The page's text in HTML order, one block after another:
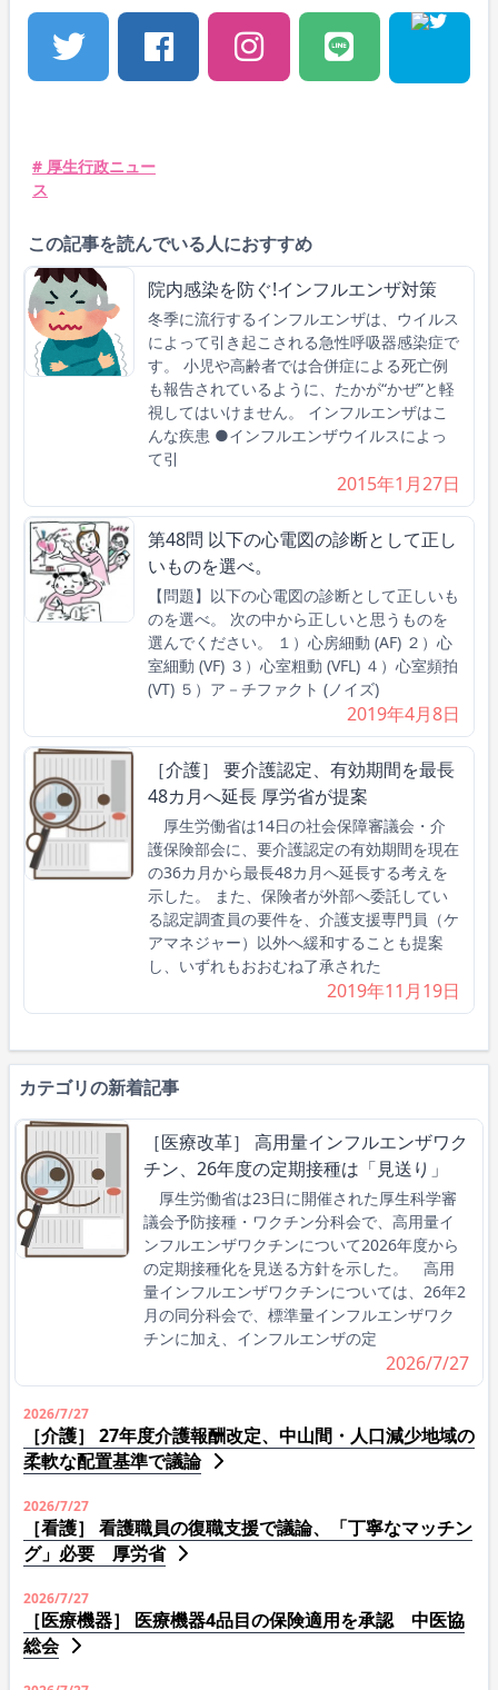
# 厚生行政ニュー
ス
この記事を読んでいる人におすすめ
院内感染を防ぐ!インフルエンザ対策
冬季に流行するインフルエンザは、ウイルス
によって引き起こされる急性呼吸器感染症で
す。 小児や高齢者では合併症による死亡例
も報告されているように、たかが“かぜ”と軽
視してはいけません。 インフルエンザはこ
んな疾患 ●インフルエンザウイルスによっ
て引
2015年1月27日
第48問 以下の心電図の診断として正し
いものを選べ。
【問題】以下の心電図の診断として正しいも
のを選べ。 次の中から正しいと思うものを
選んでください。 １）心房細動 (AF) ２）心
室細動 (VF) ３）心室粗動 (VFL) ４）心室頻拍
(VT) ５）ア－チファクト (ノイズ)
2019年4月8日
［介護］ 要介護認定、有効期間を最長
48カ月へ延長 厚労省が提案
厚生労働省は14日の社会保障審議会・介
護保険部会に、要介護認定の有効期間を現在
の36カ月から最長48カ月へ延長する考えを
示した。 また、保険者が外部へ委託してい
る認定調査員の要件を、介護支援専門員（ケ
アマネジャー）以外へ緩和することも提案
し、いずれもおおむね了承された
2019年11月19日
カテゴリの新着記事
［医療改革］ 高用量インフルエンザワク
チン、26年度の定期接種は「見送り」
厚生労働省は23日に開催された厚生科学審
議会予防接種・ワクチン分科会で、高用量イ
ンフルエンザワクチンについて2026年度から
の定期接種化を見送る方針を示した。 高用
量インフルエンザワクチンについては、26年2
月の同分科会で、標準量インフルエンザワク
チンに加え、インフルエンザの定
2026/7/27
2026/7/27
［介護］ 27年度介護報酬改定、中山間・人口減少地域の
柔軟な配置基準で議論
2026/7/27
［看護］ 看護職員の復職支援で議論、「丁寧なマッチン
グ」必要 厚労省
2026/7/27
［医療機器］ 医療機器4品目の保険適用を承認 中医協
総会